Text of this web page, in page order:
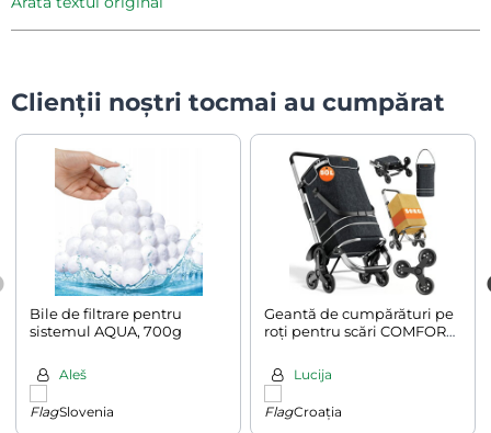
Clienții noștri tocmai au cumpărat
Bile de filtrare pentru
sistemul AQUA, 700g
Aleš
Slovenia
Geantă de cumpărături pe
roți pentru scări COMFORT,
Lucija
Croația